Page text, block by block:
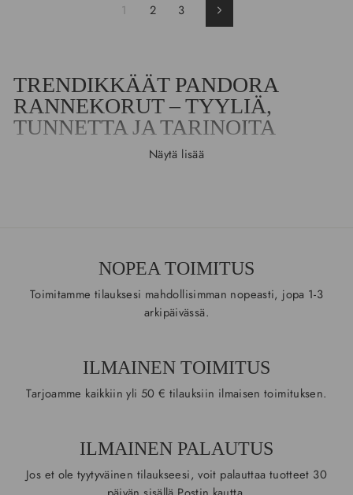
1 2 3 Seuraava
TRENDIKKÄÄT PANDORA
RANNEKORUT – TYYLIÄ,
TUNNETTA JA TARINOITA
rannekoru ei ole vain koru, vaan osa kantajansa
Pandoran maailmassa on useita mallistoja, jotka palvelevat
erilaisia tyylejä ja tunnelmia.
yksilöllisesti muokattaviin keräilyrannekoruihin. Moments
heloja, jotka symboloivat elämän merkityksellisiä hetkiä.
Näytä lisää
NOPEA TOIMITUS
Toimitamme tilauksesi mahdollisimman nopeasti, jopa 1-3
arkipäivässä.
ILMAINEN TOIMITUS
Tarjoamme kaikkiin yli 50 € tilauksiin ilmaisen toimituksen.
ILMAINEN PALAUTUS
Jos et ole tyytyväinen tilaukseesi, voit palauttaa tuotteet 30